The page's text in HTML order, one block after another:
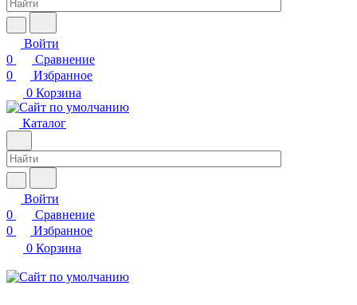
Войти
0
Сравнение
0
Избранное
0 Корзина
Каталог
Войти
0
Сравнение
0
Избранное
0 Корзина